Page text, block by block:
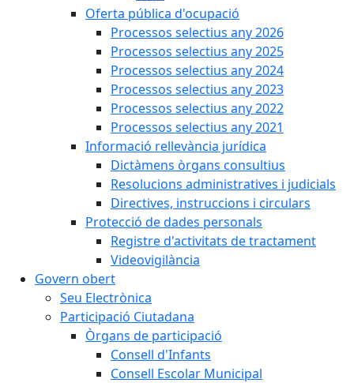
Oferta pública d'ocupació
Processos selectius any 2026
Processos selectius any 2025
Processos selectius any 2024
Processos selectius any 2023
Processos selectius any 2022
Processos selectius any 2021
Informació rellevància jurídica
Dictàmens òrgans consultius
Resolucions administratives i judicials
Directives, instruccions i circulars
Protecció de dades personals
Registre d'activitats de tractament
Videovigilància
Govern obert
Seu Electrònica
Participació Ciutadana
Òrgans de participació
Consell d'Infants
Consell Escolar Municipal